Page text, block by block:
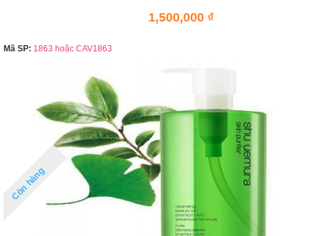
1,500,000 ₫
Mã SP: 1863 hoặc CAV1863
Còn hàng